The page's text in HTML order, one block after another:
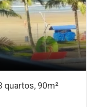
quartos, 90m²